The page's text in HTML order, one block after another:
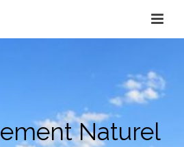
Naturel